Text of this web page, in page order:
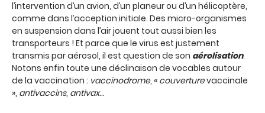
l’intervention d’un avion, d’un planeur ou d’un hélicoptère,
comme dans l’acception initiale. Des micro-organismes
en suspension dans l’air jouent tout aussi bien les
transporteurs ! Et parce que le virus est justement
transmis par aérosol, il est question de son aérolisation.
Notons enfin toute une déclinaison de vocables autour
de la vaccination : vaccinodrome, « couverturevaccinale
», antivaccins, antivax…